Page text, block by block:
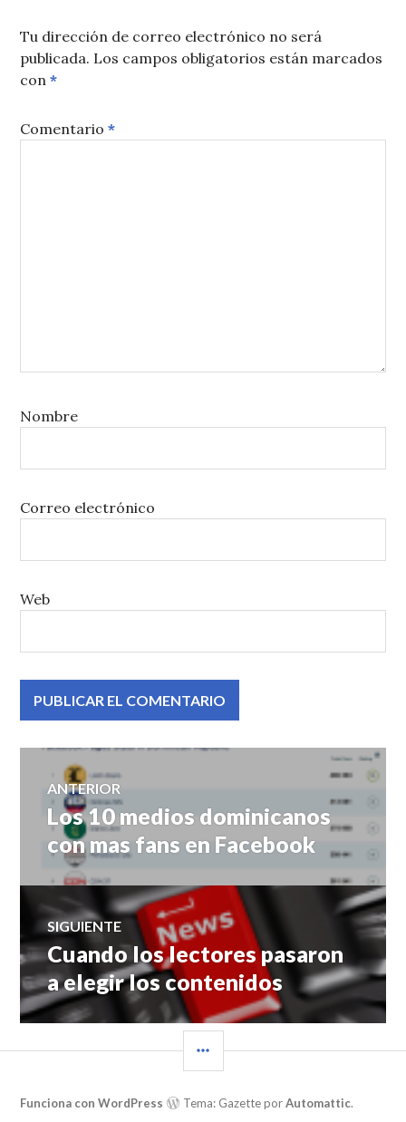
Tu dirección de correo electrónico no será
publicada. Los campos obligatorios están marcados
con*
Comentario*
Nombre
Correo electrónico
Web
Navegación
de
entradas
ANTERIOR
Entrada
anterior:
Los 10 medios dominicanos
con mas fans en Facebook
SIGUIENTE
Entrada
siguiente:
Cuando los lectores pasaron
a elegir los contenidos
LATERAL
Funciona con WordPress Tema: Gazette porAutomattic.